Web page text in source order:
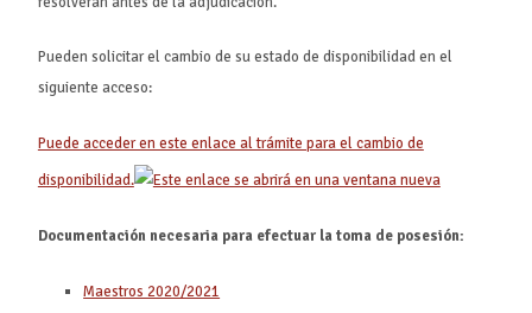
Pueden solicitar el cambio de su estado de disponibilidad en el
siguiente acceso:
Puede acceder en este enlace al trámite para el cambio de
disponibilidad.
Documentación necesaria para efectuar la toma de posesión:
Maestros 2020/2021